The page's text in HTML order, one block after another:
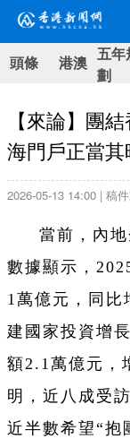
頭條 港澳 五年
劃
【來論】團
海門戶正當其
2026-05-13 14:00 | 稿
當前，內
數據顯示，
1萬億元，同比
建國家投資增
額2.1萬億元，
明，近八成受
近半數希望“抱